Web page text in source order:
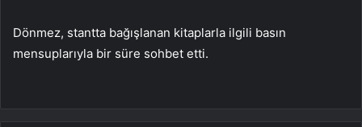
Dönmez, stantta bağışlanan kitaplarla ilgili basın
mensuplarıyla bir süre sohbet etti.